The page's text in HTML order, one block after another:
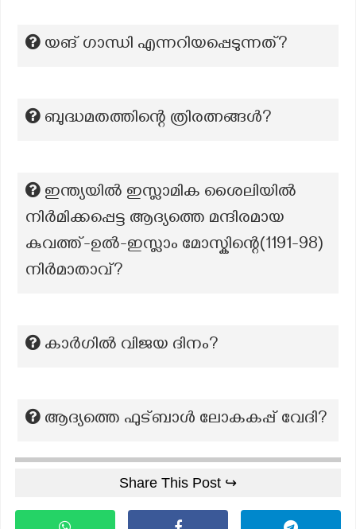
യങ് ഗാന്ധി എന്നറിയപ്പെടുന്നത്?
ബുദ്ധമതത്തിന്റെ ത്രിരത്നങ്ങൾ?
ഇന്ത്യയിൽ ഇസ്ലാമിക ശൈലിയിൽ
നിർമിക്കപ്പെട്ട ആദ്യത്തെ മന്ദിരമായ
കുവത്ത്-ഉൽ-ഇസ്ലാം മോസ്കിന്റെ(1191-98)
നിർമാതാവ്?
കാർഗിൽ വിജയ ദിനം?
ആദ്യത്തെ ഫുട്ബാൾ ലോകകപ്പ് വേദി?
Share This Post ↪